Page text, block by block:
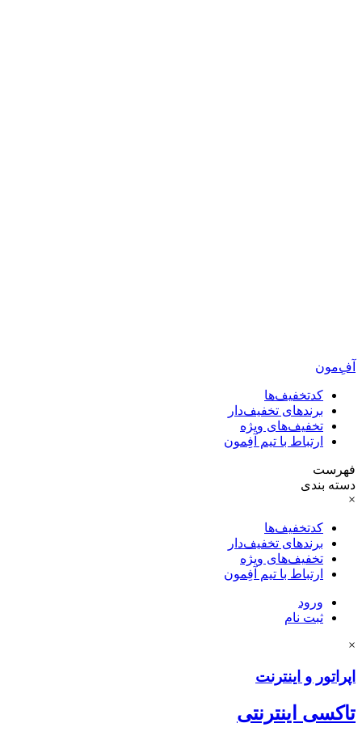
آفِ‌مون
کدتخفیف‌ها
برندهای تخفیف‌دار
تخفیف‌های ویژه
ارتباط با تیم آفِمون
فهرست
دسته بندی
×
کدتخفیف‌ها
برندهای تخفیف‌دار
تخفیف‌های ویژه
ارتباط با تیم آفِمون
ورود
ثبت نام
×
اپراتور و اینترنت
تاکسی اینترنتی